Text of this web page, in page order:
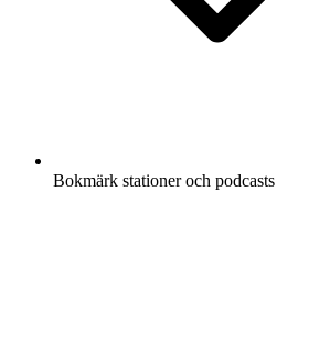
Bokmärk stationer och podcasts